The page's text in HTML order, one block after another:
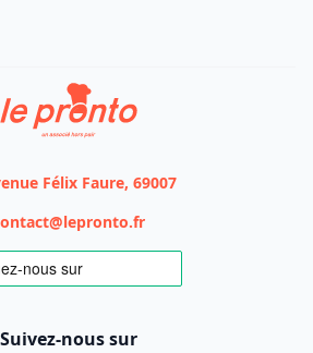
Félix Faure, 69007
Suivez-nous sur